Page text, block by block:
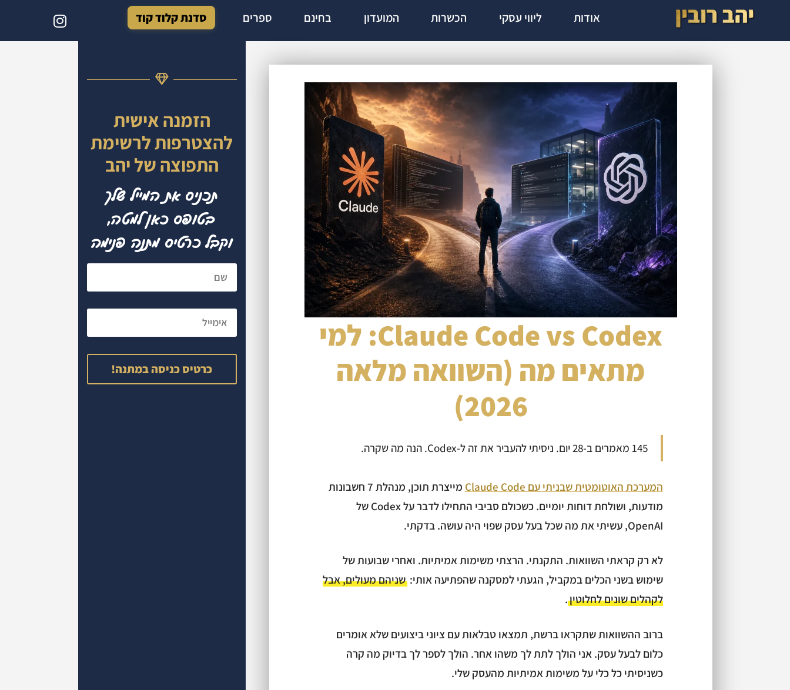
אודות ליווי עסקי הכשרות המועדון בחינם ספרים סדנת קלוד קוד
Claude Code vs Codex: למי
מתאים מה (השוואה מלאה
2026)
145 מאמרים ב-28 יום. ניסיתי להעביר את זה ל-Codex. הנה מה שקרה.
המערכת האוטומטית שבניתי עם Claude Code
מייצרת תוכן, מנהלת 7 חשבונות
מודעות, ושולחת דוחות יומיים. כשכולם סביבי התחילו לדבר על Codex של
OpenAI, עשיתי את מה שכל בעל עסק שפוי היה עושה. בדקתי.
לא רק קראתי השוואות. התקנתי. הרצתי משימות אמיתיות. ואחרי שבועות של
שימוש בשני הכלים במקביל, הגעתי למסקנה שהפתיעה אותי:שניהם מעולים, אבל
לקהלים שונים לחלוטין.
ברוב ההשוואות שתקראו ברשת, תמצאו טבלאות עם ציוני ביצועים שלא אומרים
כלום לבעל עסק. אני הולך לתת לך משהו אחר. הולך לספר לך בדיוק מה קרה
כשניסיתי כל כלי על משימות אמיתיות מהעסק שלי.
הזמנה אישית
להצטרפות לרשימת
התפוצה של יהב
תכניס את המייל שלך
בטופס כאן למטה,
וקבל כרטיס מתנה פנימה
כרטיס כניסה במתנה!